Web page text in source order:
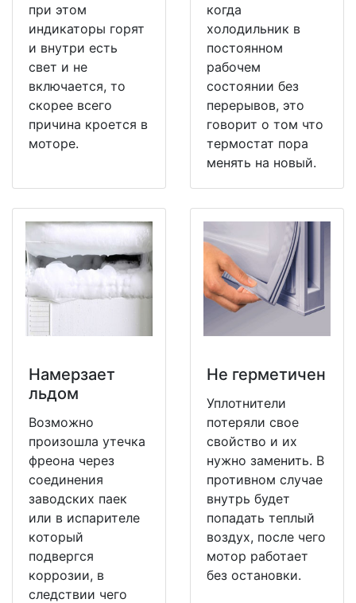
при этом
индикаторы горят
и внутри есть
свет и не
включается, то
скорее всего
причина кроется в
моторе.
когда
холодильник в
постоянном
рабочем
состоянии без
перерывов, это
говорит о том что
термостат пора
менять на новый.
Намерзает
льдом
Возможно
произошла утечка
фреона через
соединения
заводских паек
или в испарителе
который
подвергся
коррозии, в
следствии чего
Не герметичен
Уплотнители
потеряли свое
свойство и их
нужно заменить. В
противном случае
внутрь будет
попадать теплый
воздух, после чего
мотор работает
без остановки.